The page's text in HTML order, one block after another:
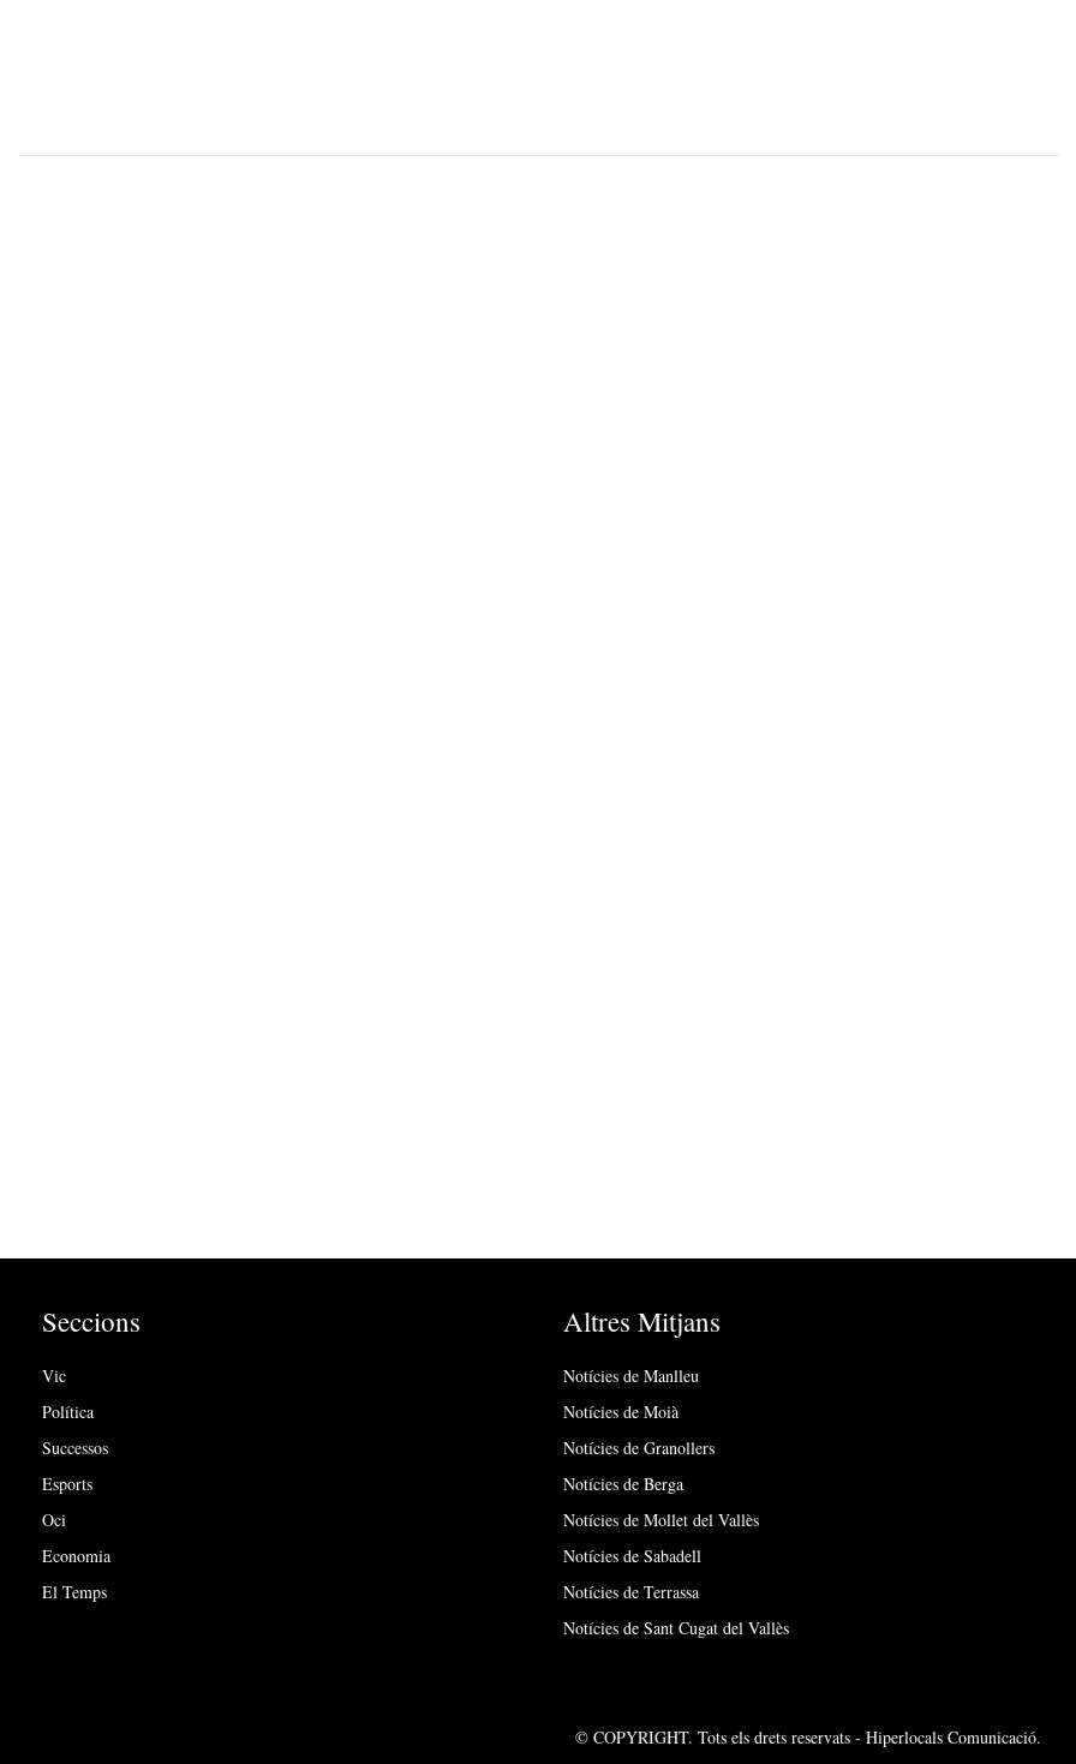
Seccions
Vic
Política
Successos
Esports
Oci
Economia
El Temps
Altres Mitjans
Notícies de Manlleu
Notícies de Moià
Notícies de Granollers
Notícies de Berga
Notícies de Mollet del Vallès
Notícies de Sabadell
Notícies de Terrassa
Notícies de Sant Cugat del Vallès
© COPYRIGHT. Tots els drets reservats - Hiperlocals Comunicació.